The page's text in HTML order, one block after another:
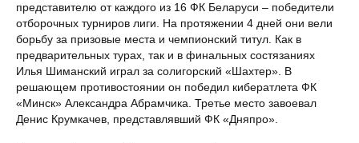
представителю от каждого из 16 ФК Беларуси – победители
отборочных турниров лиги. На протяжении 4 дней они вели
борьбу за призовые места и чемпионский титул. Как в
предварительных турах, так и в финальных состязаниях
Илья Шиманский играл за солигорский «Шахтер». В
решающем противостоянии он победил кибератлета ФК
«Минск» Александра Абрамчика. Третье место завоевал
Денис Крумкачев, представлявший ФК «Дняпро».